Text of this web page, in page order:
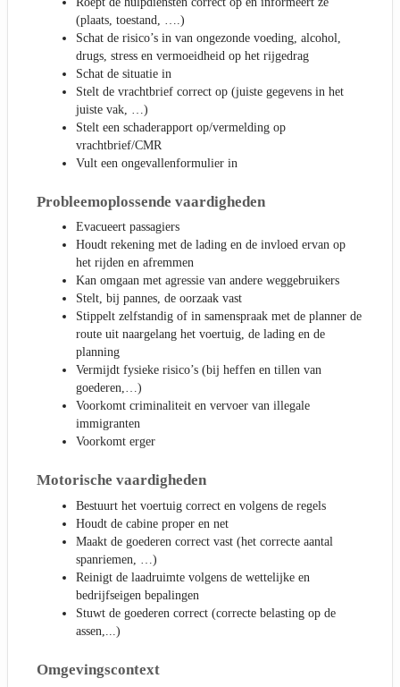
(plaats, toestand, ….)
Schat de risico’s in van ongezonde voeding, alcohol,
drugs, stress en vermoeidheid op het rijgedrag
Schat de situatie in
Stelt de vrachtbrief correct op (juiste gegevens in het
juiste vak, …)
Stelt een schaderapport op/vermelding op
vrachtbrief/CMR
Vult een ongevallenformulier in
Probleemoplossende vaardigheden
Evacueert passagiers
Houdt rekening met de lading en de invloed ervan op
het rijden en afremmen
Kan omgaan met agressie van andere weggebruikers
Stelt, bij pannes, de oorzaak vast
Stippelt zelfstandig of in samenspraak met de planner de
route uit naargelang het voertuig, de lading en de
planning
Vermijdt fysieke risico’s (bij heffen en tillen van
goederen,…)
Voorkomt criminaliteit en vervoer van illegale
immigranten
Voorkomt erger
Motorische vaardigheden
Bestuurt het voertuig correct en volgens de regels
Houdt de cabine proper en net
Maakt de goederen correct vast (het correcte aantal
spanriemen, …)
Reinigt de laadruimte volgens de wettelijke en
bedrijfseigen bepalingen
Stuwt de goederen correct (correcte belasting op de
assen,...)
Omgevingscontext